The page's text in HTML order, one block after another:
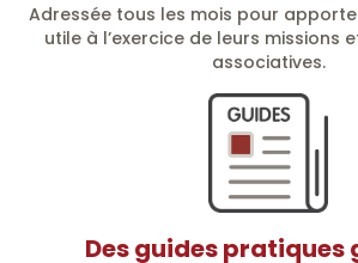
Adressée tous les mois pour
utile à l’exercice de leurs missions
associatives.
Des guides